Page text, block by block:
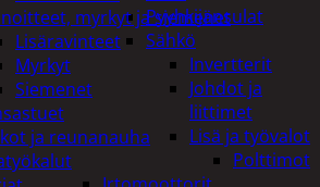
Pyyhkijänsulat
Sähkö
Invertterit
Johdot ja
liittimet
Lisä ja työvalot
Polttimot
myrkyt ja siemenet
Lisäravinteet
Myrkyt
Siemenet
ja reunanauha